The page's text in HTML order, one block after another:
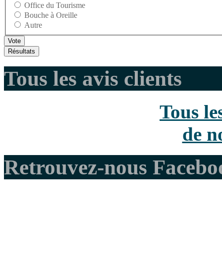
Office du Tourisme
Bouche à Oreille
Autre
Tous les avis clients
Tous
de
Retrouvez-nous